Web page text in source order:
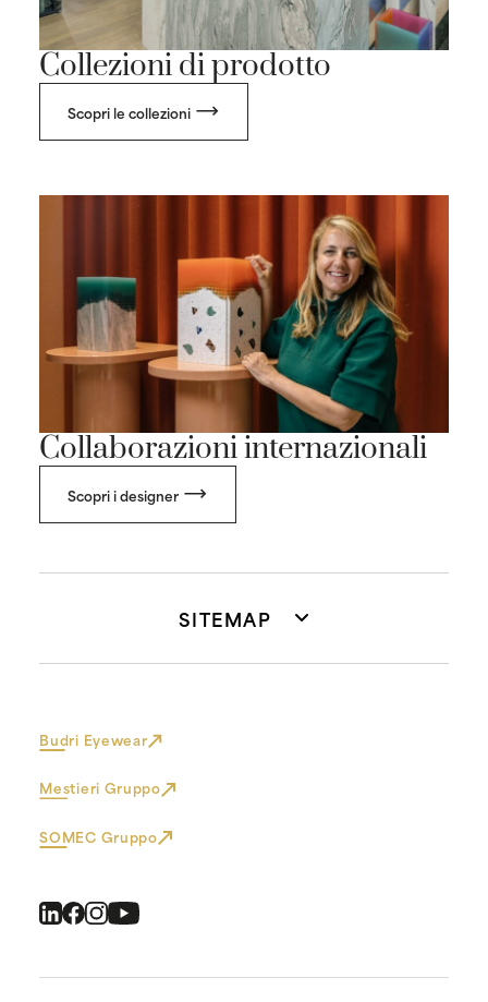
Collezioni di prodotto
Scopri le collezioni
Collaborazioni internazionali
Scopri i designer
SITEMAP
Budri Eyewear
Mestieri Gruppo
SOMEC Gruppo